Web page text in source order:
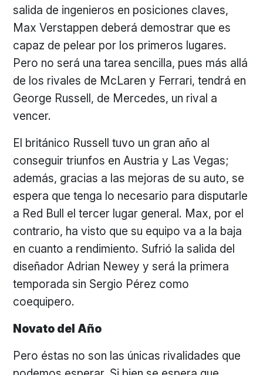
salida de ingenieros en posiciones claves,
Max Verstappen deberá demostrar que es
capaz de pelear por los primeros lugares.
Pero no será una tarea sencilla, pues más allá
de los rivales de McLaren y Ferrari, tendrá en
George Russell, de Mercedes, un rival a
vencer.
El británico Russell tuvo un gran año al
conseguir triunfos en Austria y Las Vegas;
además, gracias a las mejoras de su auto, se
espera que tenga lo necesario para disputarle
a Red Bull el tercer lugar general. Max, por el
contrario, ha visto que su equipo va a la baja
en cuanto a rendimiento. Sufrió la salida del
diseñador Adrian Newey y será la primera
temporada sin Sergio Pérez como
coequipero.
Novato del Año
Pero éstas no son las únicas rivalidades que